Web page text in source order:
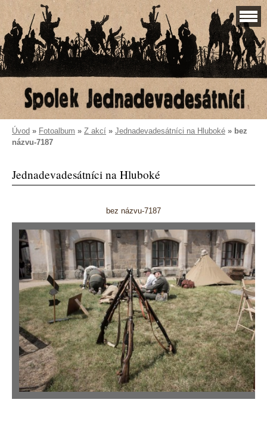
Úvod » Fotoalbum » Z akcí » Jednadevadesátníci na Hluboké » bez
názvu-7187
Jednadevadesátníci na Hluboké
bez názvu-7187